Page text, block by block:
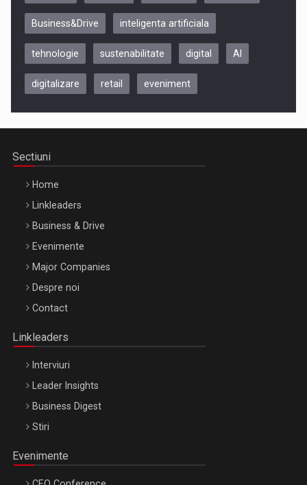
Be Inspired. Make it Happen!, CLUJ, 9 Decembrie
Be Inspired. Make it Happen!, ARTEMIS LETO, ORADEA, 8
Octombrie
Business&Drive inteligenta artificiala
tehnologie sustenabilitate digital AI
digitalizare retail eveniment
Sectiuni
Home
Linkleaders
Business & Drive
Evenimente
Major Companies
Despre noi
Contact
Linkleaders
Interviuri
Leader Insights
Business Digest
Stiri
Evenimente